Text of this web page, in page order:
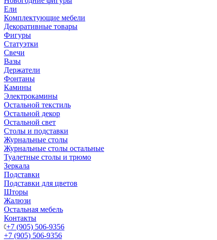
Ели
Комплектующие мебели
Декоративные товары
Фигуры
Статуэтки
Свечи
Вазы
Держатели
Фонтаны
Камины
Электрокамины
Остальной текстиль
Остальной декор
Остальной свет
Столы и подставки
Журнальные столы
Журнальные столы остальные
Туалетные столы и трюмо
Зеркала
Подставки
Подставки для цветов
Шторы
Жалюзи
Остальная мебель
Контакты
+7 (905) 506-9356
+7 (905) 506-9356